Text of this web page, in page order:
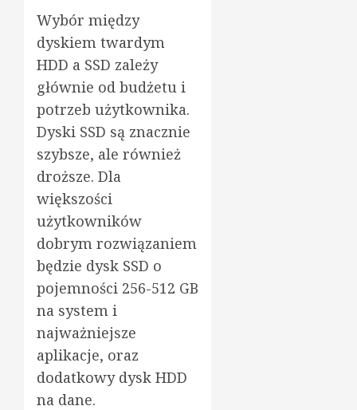
Wybór między
dyskiem twardym
HDD a SSD zależy
głównie od budżetu i
potrzeb użytkownika.
Dyski SSD są znacznie
szybsze, ale również
droższe. Dla
większości
użytkowników
dobrym rozwiązaniem
będzie dysk SSD o
pojemności 256-512 GB
na system i
najważniejsze
aplikacje, oraz
dodatkowy dysk HDD
na dane.